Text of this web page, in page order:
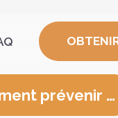
prévenir …